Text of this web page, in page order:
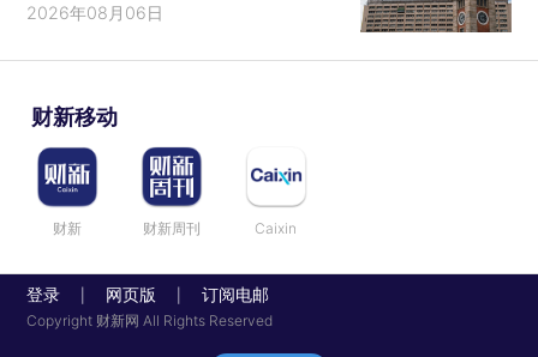
2026年08月06日
财新移动
财新 财新周刊 Caixin
登录 网页版 订阅电邮
Copyright 财新网 All Rights Reserved